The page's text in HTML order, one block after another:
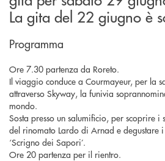
La gita del 22 giugno è
Programma
Ore 7.30 partenza da Roreto.
Il viaggio conduce a Courmayeur, per la
attraverso Skyway, la funivia
mondo.
Sosta presso un salumificio, per scoprire
del rinomato Lardo di Arnad e degustare
‘Scrigno dei Sapori’.
Ore 20 partenza per il rientro.